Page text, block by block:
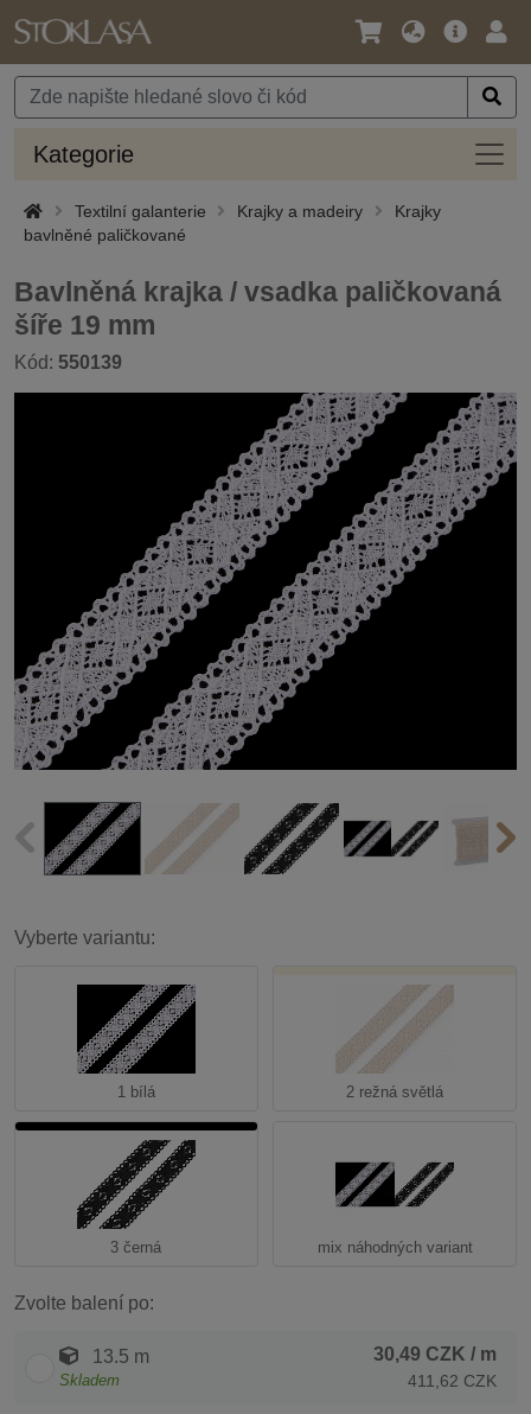
Jazyk
Měna
Hlavní
Kategorie
Textilní galanterie Krajky a madeiry
Krajky
bavlněné paličkované
Bavlněná krajka / vsadka paličkovaná
šíře 19 mm
Kód: 550139
Vyberte variantu:
1 bílá 2 režná světlá
3 černá mix náhodných variant
Zvolte balení po:
13.5 m
Skladem
30,49 CZK / m
411,62 CZK